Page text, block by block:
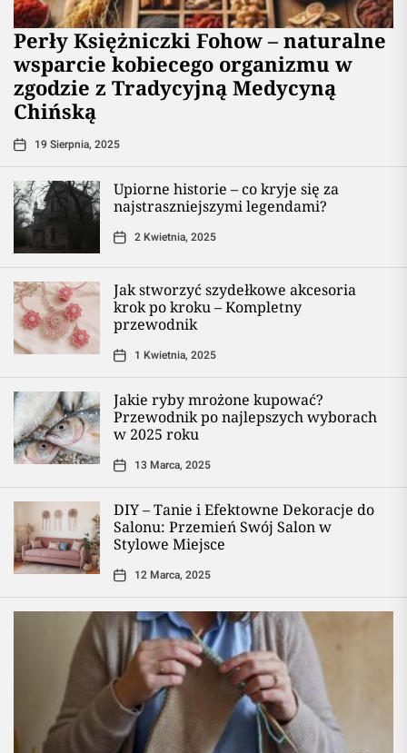
Perły Księżniczki Fohow – naturalne
wsparcie kobiecego organizmu w
zgodzie z Tradycyjną Medycyną
Chińską
19 Sierpnia, 2025
Upiorne historie – co kryje się za
najstraszniejszymi legendami?
2 Kwietnia, 2025
Jak stworzyć szydełkowe akcesoria
krok po kroku – Kompletny
przewodnik
1 Kwietnia, 2025
Jakie ryby mrożone kupować?
Przewodnik po najlepszych wyborach
w 2025 roku
13 Marca, 2025
DIY – Tanie i Efektowne Dekoracje do
Salonu: Przemień Swój Salon w
Stylowe Miejsce
12 Marca, 2025